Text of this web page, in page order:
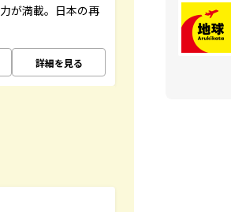
が満載。日本の再
詳細を見る